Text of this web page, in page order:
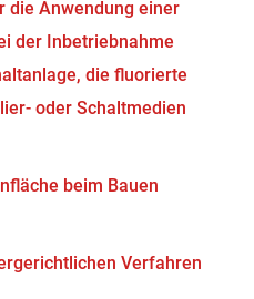
die Anwendung einer
der Inbetriebnahme
die fluorierte
oder Schaltmedien
beim Bauen
Verfahren